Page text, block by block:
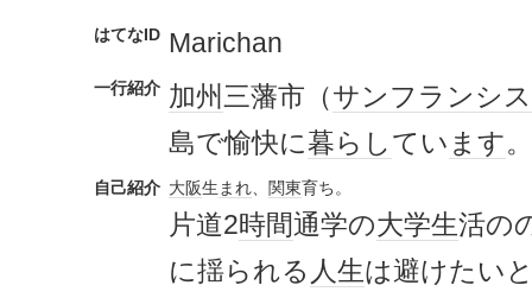
はてなID Marichan
一行紹介 加州三藩市（サンフランシ
島で愉快に暮らしてい ます。
自己紹介 大阪生まれ、 関東育ち。
片道2時間通学の大学生活の
に揺られる 人生は避けたい